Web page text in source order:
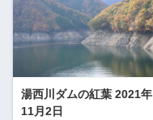
湯西川ダムの紅葉 2021年
11月2日